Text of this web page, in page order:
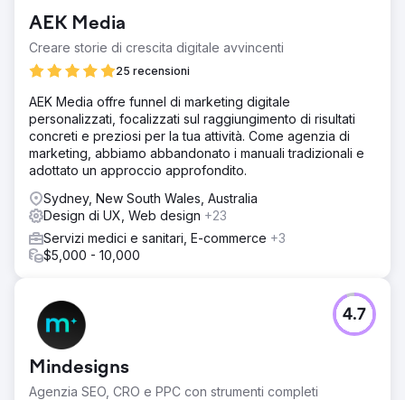
una scarsa visibilità nei risultati di ricerca, a un basso
coinvolgimento e a una generazione minima di lead
organici, nonostante una presenza competitiva sul
mercato.
Soluzione
Abbiamo eseguito una revisione SEO completa, aggiunto
l'ottimizzazione per i motori di ricerca generativi (GEO)
per la ricerca basata sull'intelligenza artificiale, pubblicato
contenuti di elevata autorevolezza incentrati sull'intento
dell'acquirente e ottimizzato i Core Web Vitals per
soddisfare i benchmark di prestazioni e UX, migliorando
sia le classifiche che le conversioni.
Risultato
alla 7 e i lead inbound sono aumentati di 2,7 volte rispetto
all'anno precedente. Il miglioramento della SEO e dei
contenuti del sito ha posizionato il marchio come leader
del settore, favorendo una crescita sostenibile a lungo
termine.
AEK Media
Creare storie di crescita digitale avvincenti
25 recensioni
AEK Media offre funnel di marketing digitale
personalizzati, focalizzati sul raggiungimento di risultati
concreti e preziosi per la tua attività. Come agenzia di
marketing, abbiamo abbandonato i manuali tradizionali e
adottato un approccio approfondito.
Sydney, New South Wales, Australia
Design di UX, Web design +23
Servizi medici e sanitari, E-commerce +3
$5,000 - 10,000
Mindesigns
Agenzia SEO, CRO e PPC con strumenti completi
4.7